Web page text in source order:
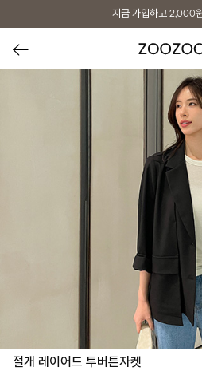
지금 가입하고 2,000
절개 레이어드 투버튼자켓